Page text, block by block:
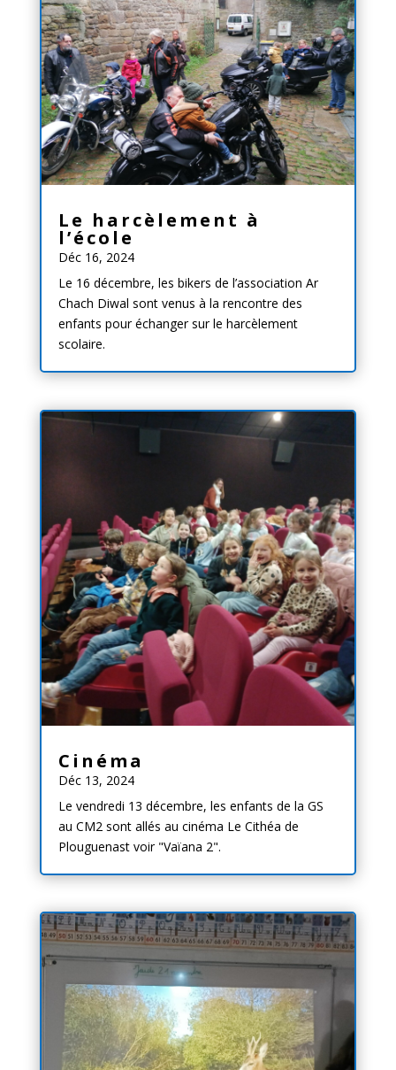
Le harcèlement à
l’école
Déc 16, 2024
Le 16 décembre, les bikers de l’association Ar
Chach Diwal sont venus à la rencontre des
enfants pour échanger sur le harcèlement
scolaire.
Cinéma
Déc 13, 2024
Le vendredi 13 décembre, les enfants de la GS
au CM2 sont allés au cinéma Le Cithéa de
Plouguenast voir "Vaïana 2".